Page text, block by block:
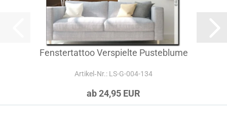
Fenstertattoo Verspielte Pusteblume
Artikel‑Nr.: LS-G-004-134
ab 24,95 EUR